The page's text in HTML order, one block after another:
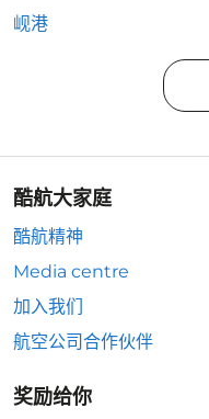
岘港
酷航大家庭
酷航精神
Media centre
加入我们
航空公司合作伙伴
奖励给你